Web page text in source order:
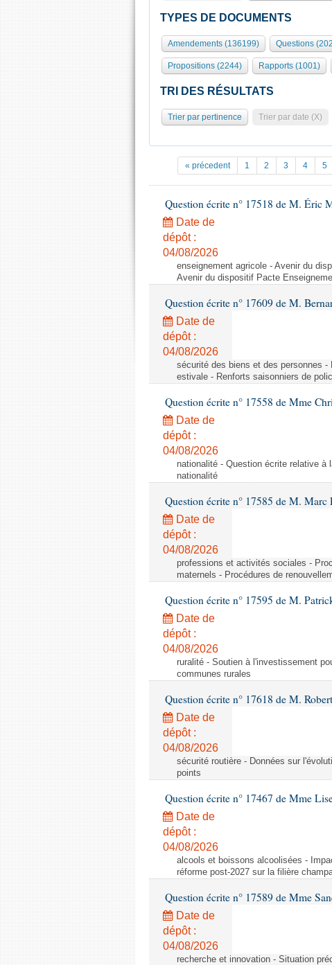
TYPES DE DOCUMENTS
Amendements (136199) Questions
Propositions (2244) Rapports (1001)
TRI DES RÉSULTATS
Trier par pertinence Trier par date (X)
« précedent 1 2 3 4 5
Question écrite n° 17518 de M. Éric
Date de
dépôt :
04/08/2026
enseignement agricole - Avenir du
Avenir du dispositif Pacte
Question écrite n° 17609 de M.
Date de
dépôt :
04/08/2026
sécurité des biens et des personnes -
estivale - Renforts saisonniers de
Question écrite n° 17558 de Mme
Date de
dépôt :
04/08/2026
nationalité - Question écrite relative à
nationalité
Question écrite n° 17585 de M. Marc
Date de
dépôt :
04/08/2026
professions et activités sociales -
maternels - Procédures de
Question écrite n° 17595 de M.
Date de
dépôt :
04/08/2026
ruralité - Soutien à l'investissement
communes rurales
Question écrite n° 17618 de M.
Date de
dépôt :
04/08/2026
sécurité routière - Données sur
points
Question écrite n° 17467 de Mme
Date de
dépôt :
04/08/2026
alcools et boissons alcoolisées -
réforme post-2027 sur la filière
Question écrite n° 17589 de Mme
Date de
dépôt :
04/08/2026
recherche et innovation - Situation